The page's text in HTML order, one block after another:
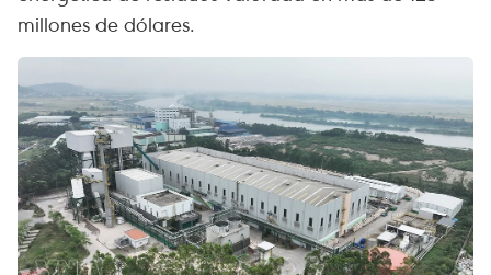
millones de dólares.